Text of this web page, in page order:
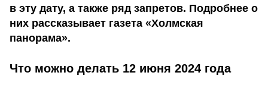
в эту дату, а также ряд запретов. Подробнее о
них рассказывает газета «Холмская
панорама».
Что можно делать 12 июня 2024 года